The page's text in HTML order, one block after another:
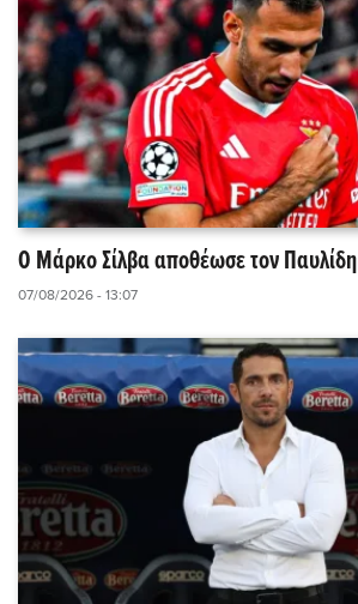
Ο Μάρκο Σίλβα αποθέωσε τον Παυλίδη
07/08/2026 - 13:07